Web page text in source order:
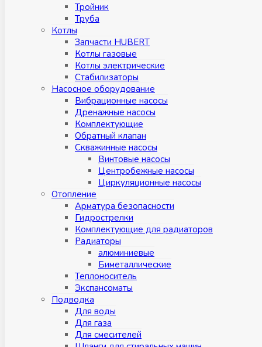
Тройник
Труба
Котлы
Запчасти HUBERT
Котлы газовые
Котлы электрические
Стабилизаторы
Насосное оборудование
Вибрационные насосы
Дренажные насосы
Комплектующие
Обратный клапан
Скважинные насосы
Винтовые насосы
Центробежные насосы
Циркуляционные насосы
Отопление
Арматура безопасности
Гидрострелки
Комплектующие для радиаторов
Радиаторы
алюминиевые
Биметаллические
Теплоноситель
Экспансоматы
Подводка
Для воды
Для газа
Для смесителей